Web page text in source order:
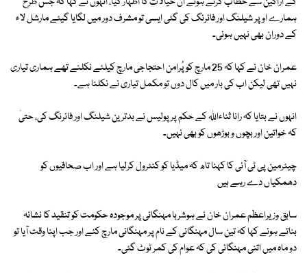
ہمارے اوپر شیلنگ اور فائرنگ کی گئی ایسی تو مشرف دور میں لگایا گیئے مارشل لاء
کے دوران بھی نہیں ہوئی۔
عمران خان نے کہا کہ 25 مارچ کو پُرامن احتجاجی مارچ کیلئے نکلنے تھے ہماری تیاری
نہیں تھی لیکن اب کی بار میں کال دوں تو مکمل تیاری نے نکلنا ہے۔
انہوں نے بتایا کہ رانا ثناءاللہ کے حکم پر پولیس نے بدترین شیلنگ اور فائرنگ کی، حتیٰ
کہ خواتین اور بچوں و بوڑھوں کو بھی نہیں۔
چیئرمین پی ٹی آئی کا کہنا تاھ کہ میڈیا کو کنٹرول کرلیا ہے اور اب صحافیوں کو
دھمکیاں دے رہے ہیں
سابق وزیراعظم عمران خان نے ہوشربا مہنگائی پر موجودہ حکومت کو تنقید کا نشانہ
بناتے ہوئے کہا کہ تین سال مہنگائی کے نام پر مہنگائی مارچ کئے اور جب اپنا وقت آیا تو
دو ماہ میں اتنی مہنگائی کی کہ عوام کی کمر ٹوٹ گئی۔